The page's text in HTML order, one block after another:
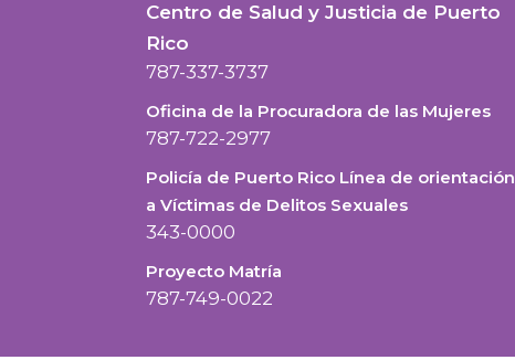
Centro de Salud y Justicia de Puerto
Rico
787-337-3737
Oficina de la Procuradora de las Mujeres
787-722-2977
Policía de Puerto Rico Línea de orientación
a Víctimas de Delitos Sexuales
343-0000
Proyecto Matría
787-749-0022